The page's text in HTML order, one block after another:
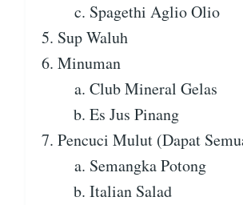
Spagethi Aglio Olio
Sup Waluh
Minuman
Club Mineral Gelas
Es Jus Pinang
Pencuci Mulut (Dapat
Semangka Potong
Italian Salad